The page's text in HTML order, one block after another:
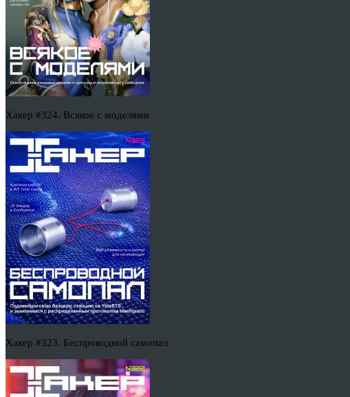
Хакер #324. Всякое с моделями
Хакер #323. Беспроводной самопал